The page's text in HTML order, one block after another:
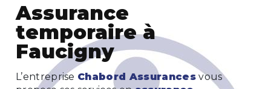
assurance
temporaire à
Faucigny
L’entreprise Chabord Assurancesvous